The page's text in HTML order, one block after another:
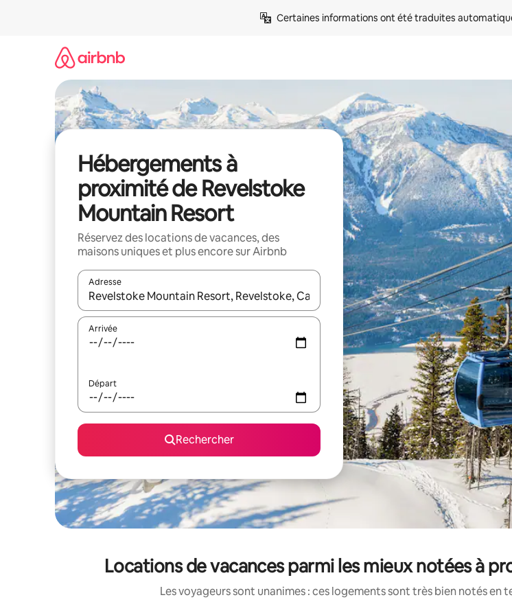
Certaines informations ont été traduites
Hébergements à
proximité de Revelstoke
Mountain Resort
Réservez des locations de vacances, des
maisons uniques et plus encore sur Airbnb
Adresse
Lorsque les résultats s'affichent, utilisez les flèches vers le haut et vers le bas pour les parcourir
Arrivée
Départ
Rechercher
Locations de vacances parmi les mieux notées à
Les voyageurs sont unanimes : ces logements sont très bien notés